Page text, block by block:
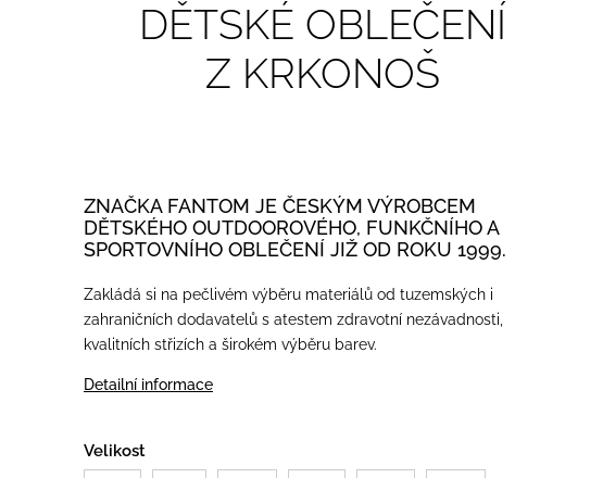
DĚTSKÉ OBLEČENÍ
Z KRKONOŠ
ZNAČKA FANTOM JE ČESKÝM VÝROBCEM
DĚTSKÉHO OUTDOOROVÉHO, FUNKČNÍHO A
SPORTOVNÍHO OBLEČENÍ JIŽ OD ROKU 1999.
Zakládá si na pečlivém výběru materiálů od tuzemských i
zahraničních dodavatelů s atestem zdravotní nezávadnosti,
kvalitních střizích a širokém výběru barev.
Detailní informace
Velikost